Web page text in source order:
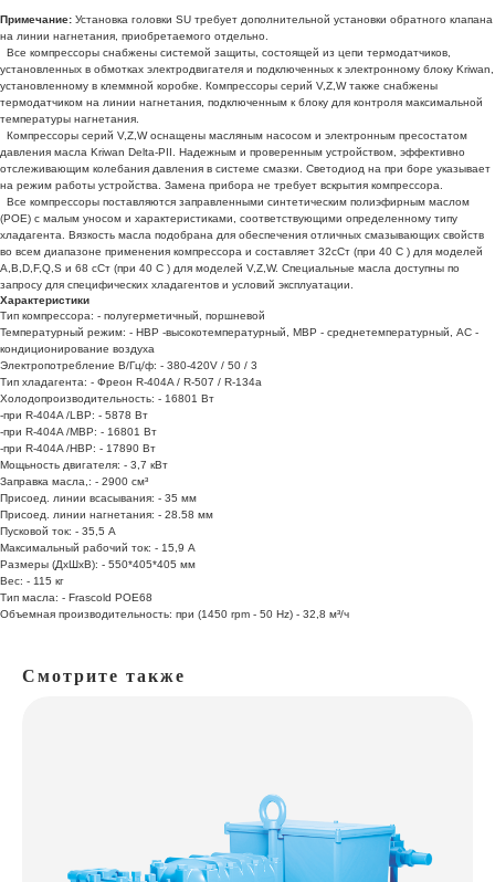
Примечание: Установка головки SU требует дополнительной установки обратного клапана
на линии нагнетания, приобретаемого отдельно.
Все компрессоры снабжены системой защиты, состоящей из цепи термодатчиков,
установленных в обмотках электродвигателя и подключенных к электронному блоку Kriwan,
установленному в клеммной коробке. Компрессоры серий V,Z,W также снабжены
термодатчиком на линии нагнетания, подключенным к блоку для контроля максимальной
температуры нагнетания.
Компрессоры серий V,Z,W оснащены масляным насосом и электронным пресостатом
давления масла Kriwan Delta-PII. Надежным и проверенным устройством, эффективно
отслеживающим колебания давления в системе смазки. Светодиод на при боре указывает
на режим работы устройства. Замена прибора не требует вскрытия компрессора.
Все компрессоры поставляются заправленными синтетическим полиэфирным маслом
(РОЕ) с малым уносом и характеристиками, соответствующими определенному типу
хладагента. Вязкость масла подобрана для обеспечения отличных смазывающих свойств
во всем диапазоне применения компрессора и составляет 32сСт (при 40 С ) для моделей
A,B,D,F,Q,S и 68 сСт (при 40 С ) для моделей V,Z,W. Специальные масла доступны по
запросу для специфических хладагентов и условий эксплуатации.
Характеристики
Тип компрессора: - полугерметичный, поршневой
Температурный режим: - HBP -высокотемпературный, MBP - среднетемпературный, AC -
кондиционирование воздуха
Электропотребление В/Гц/ф: - 380-420V / 50 / 3
Тип хладагента: - Фреон R-404A / R-507 / R-134a
Холодопроизводительность: - 16801 Вт
-при R-404A /LBP: - 5878 Вт
-при R-404A /MBP: - 16801 Вт
-при R-404A /HBP: - 17890 Вт
Мощьность двигателя: - 3,7 кВт
Заправка масла,: - 2900 см³
Присоед. линии всасывания: - 35 мм
Присоед. линии нагнетания: - 28.58 мм
Пусковой ток: - 35,5 А
Максимальный рабочий ток: - 15,9 А
Размеры (ДхШхВ): - 550*405*405 мм
Вес: - 115 кг
Тип масла: - Frascold POE68
Объемная производительность: при (1450 rpm - 50 Hz) - 32,8 м³/ч
Смотрите также